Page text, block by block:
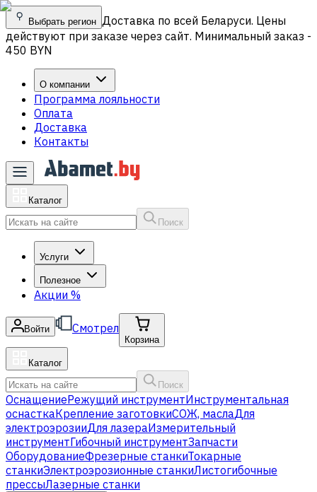
Выбрать регион Доставка по всей Беларуси. Цены
действуют при заказе через сайт. Минимальный заказ -
450 BYN
О компании
Программа лояльности
Оплата
Доставка
Контакты
Каталог
Поиск
Услуги
Полезное
Акции %
Войти Смотрел
Корзина
Каталог
Поиск
ОснащениеРежущий инструментИнструментальная
оснасткаКрепление заготовкиСОЖ, маслаДля
электроэрозииДля лазераИзмерительный
инструментГибочный инструментЗапчасти
ОборудованиеФрезерные станкиТокарные
станкиЭлектроэрозионные станкиЛистогибочные
прессыЛазерные станки